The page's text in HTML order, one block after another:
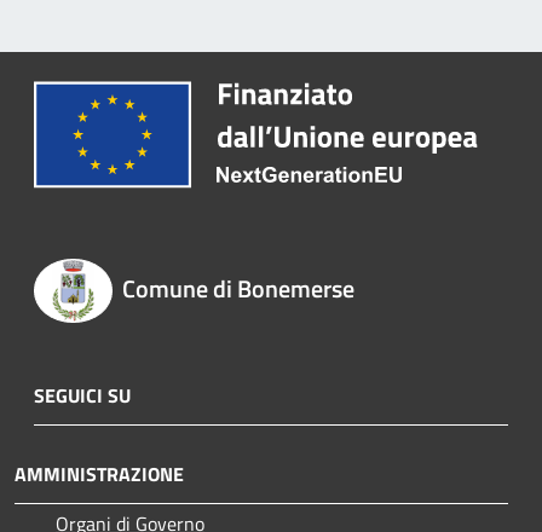
Comune di Bonemerse
SEGUICI SU
AMMINISTRAZIONE
Organi di Governo